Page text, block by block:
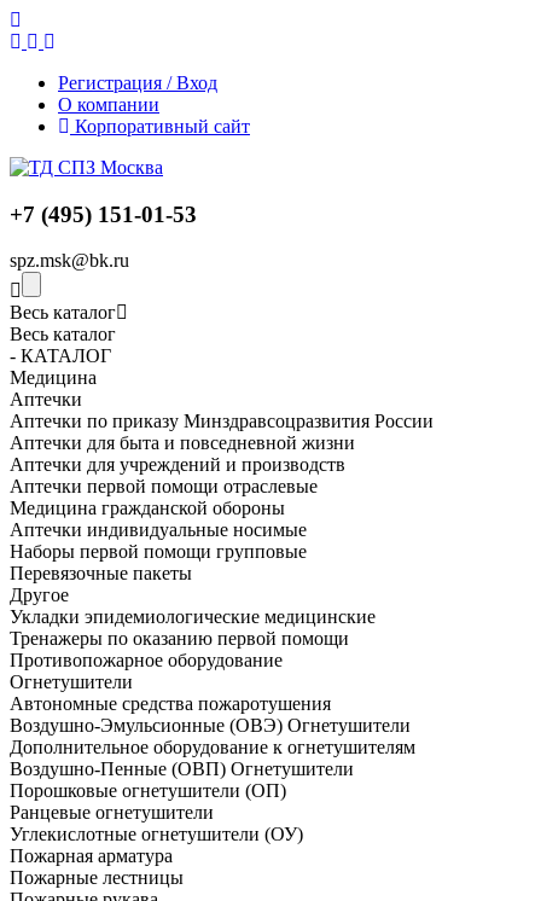
Регистрация / Вход
О компании
Корпоративный сайт
+7 (495) 151-01-53
spz.msk@bk.ru
Весь каталог
Весь каталог
- КАТАЛОГ
Медицина
Аптечки
Аптечки по приказу Минздравсоцразвития России
Аптечки для быта и повседневной жизни
Аптечки для учреждений и производств
Аптечки первой помощи отраслевые
Медицина гражданской обороны
Аптечки индивидуальные носимые
Наборы первой помощи групповые
Перевязочные пакеты
Другое
Укладки эпидемиологические медицинские
Тренажеры по оказанию первой помощи
Противопожарное оборудование
Огнетушители
Автономные средства пожаротушения
Воздушно-Эмульсионные (ОВЭ) Огнетушители
Дополнительное оборудование к огнетушителям
Воздушно-Пенные (ОВП) Огнетушители
Порошковые огнетушители (ОП)
Ранцевые огнетушители
Углекислотные огнетушители (ОУ)
Пожарная арматура
Пожарные лестницы